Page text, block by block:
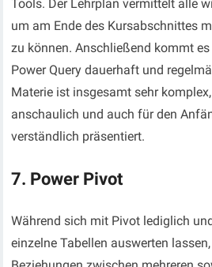
Tools. Der Lehrplan vermittelt alle
um am Ende des Kursabschnittes
zu können. Anschließend kommt
Power Query dauerhaft und
Materie ist insgesamt sehr
anschaulich und auch für den
verständlich präsentiert.
7. Power Pivot
Während sich mit Pivot lediglich
einzelne Tabellen auswerten